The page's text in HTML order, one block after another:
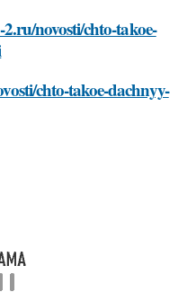
novosti/chto-takoe-
chto-takoe-dachnyy-